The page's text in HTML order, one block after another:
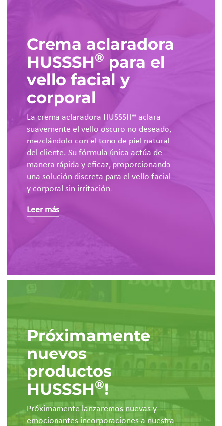
Crema aclaradora
HUSSSH® para el
vello facial y
corporal
La crema aclaradora HUSSSH® aclara
suavemente el vello oscuro no deseado,
mezclándolo con el tono de piel natural
del cliente. Su fórmula única actúa de
manera rápida y eficaz, proporcionando
una solución discreta para el vello facial
y corporal sin irritación.
Leer más
Próximamente
nuevos
productos
HUSSSH®!
Próximamente lanzaremos nuevas y
emocionantes incorporaciones a nuestra